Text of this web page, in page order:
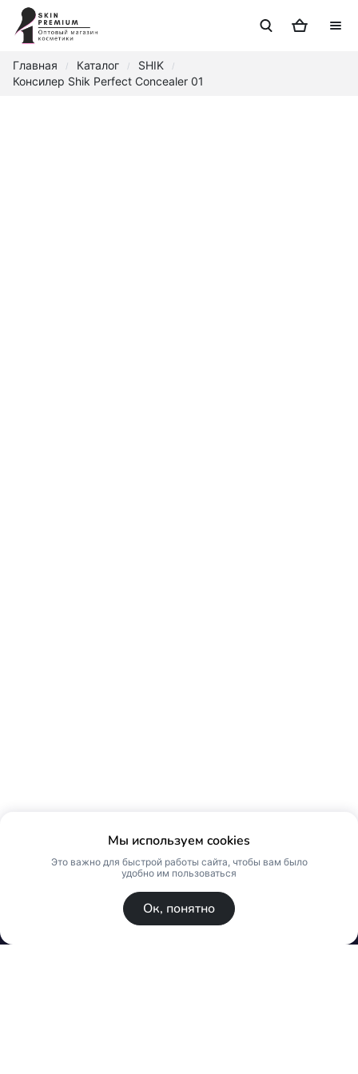
Главная / Каталог / SHIK /
Консилер Shik Perfect Concealer 01
Мы используем cookies
Это важно для быстрой работы сайта, чтобы вам было
удобно им пользоваться
Ок, понятно